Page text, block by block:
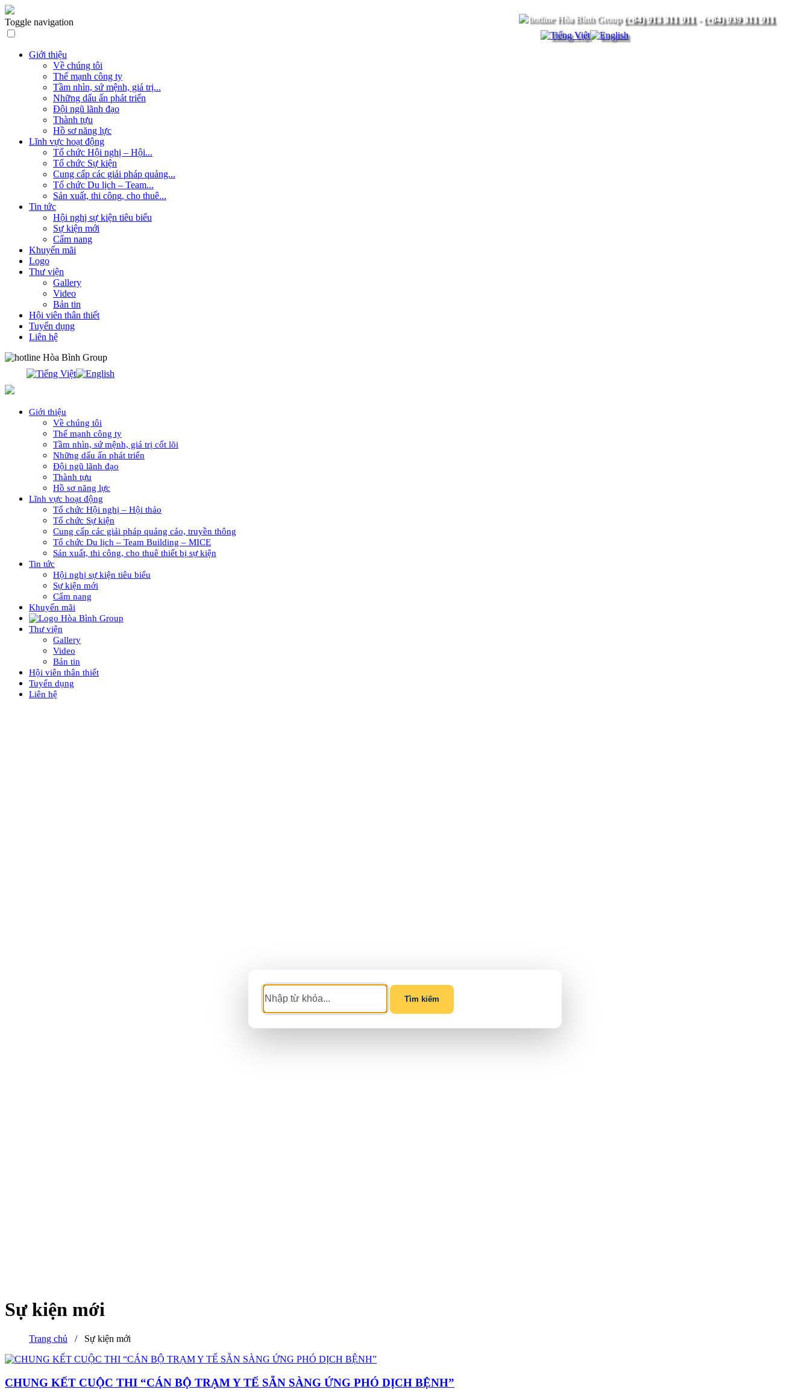
(+84) 913 311 911- (+84) 939 311 911
Toggle navigation
Giới thiệu
Về chúng tôi
Thế mạnh công ty
Tầm nhìn, sứ mệnh, giá trị...
Những dấu ấn phát triển
Đội ngũ lãnh đạo
Thành tựu
Hồ sơ năng lực
Lĩnh vực hoạt động
Tổ chức Hội nghị – Hội...
Tổ chức Sự kiện
Cung cấp các giải pháp quảng...
Tổ chức Du lịch – Team...
Sản xuất, thi công, cho thuê...
Tin tức
Hội nghị sự kiện tiêu biểu
Sự kiện mới
Cẩm nang
Khuyến mãi
Logo
Thư viện
Gallery
Video
Bản tin
Hội viên thân thiết
Tuyển dụng
Liên hệ
Giới thiệu
Về chúng tôi
Thế mạnh công ty
Tầm nhìn, sứ mệnh, giá trị cốt lõi
Những dấu ấn phát triển
Đội ngũ lãnh đạo
Thành tựu
Hồ sơ năng lực
Lĩnh vực hoạt động
Tổ chức Hội nghị – Hội thảo
Tổ chức Sự kiện
Cung cấp các giải pháp quảng cáo, truyền thông
Tổ chức Du lịch – Team Building – MICE
Sản xuất, thi công, cho thuê thiết bị sự kiện
Tin tức
Hội nghị sự kiện tiêu biểu
Sự kiện mới
Cẩm nang
Khuyến mãi
Thư viện
Gallery
Video
Bản tin
Hội viên thân thiết
Tuyển dụng
Liên hệ
Tìm kiếm
Sự kiện mới
Trang chủ / Sự kiện mới
CHUNG KẾT CUỘC THI “CÁN BỘ TRẠM Y TẾ SẴN SÀNG ỨNG PHÓ DỊCH BỆNH”